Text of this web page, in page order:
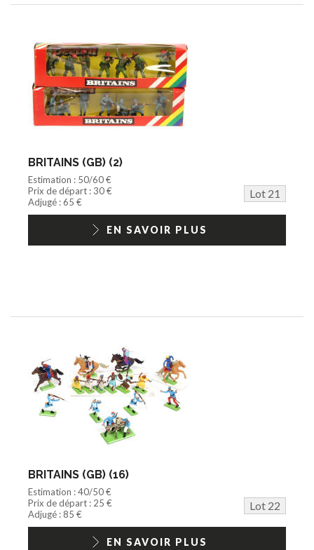
BRITAINS (GB) (2)
Estimation : 50/60 €
Prix de départ : 30 €
Lot 21
Adjugé : 65 €
EN SAVOIR PLUS
BRITAINS (GB) (16)
Estimation : 40/50 €
Prix de départ : 25 €
Lot 22
Adjugé : 85 €
EN SAVOIR PLUS